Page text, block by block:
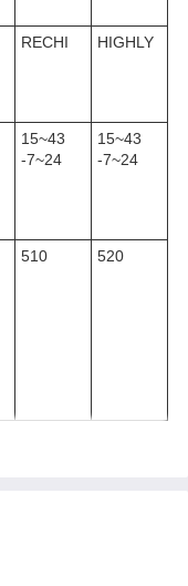
RECHI HIGHLY
15~43
-7~24
15~43
-7~24
510 520